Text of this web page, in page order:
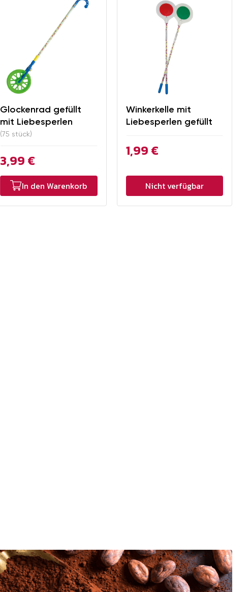
Glockenrad gefüllt
mit Liebesperlen
(75 stück)
3,99 €
In den Warenkorb
Winkerkelle mit
Liebesperlen gefüllt
1,99 €
Nicht verfügbar